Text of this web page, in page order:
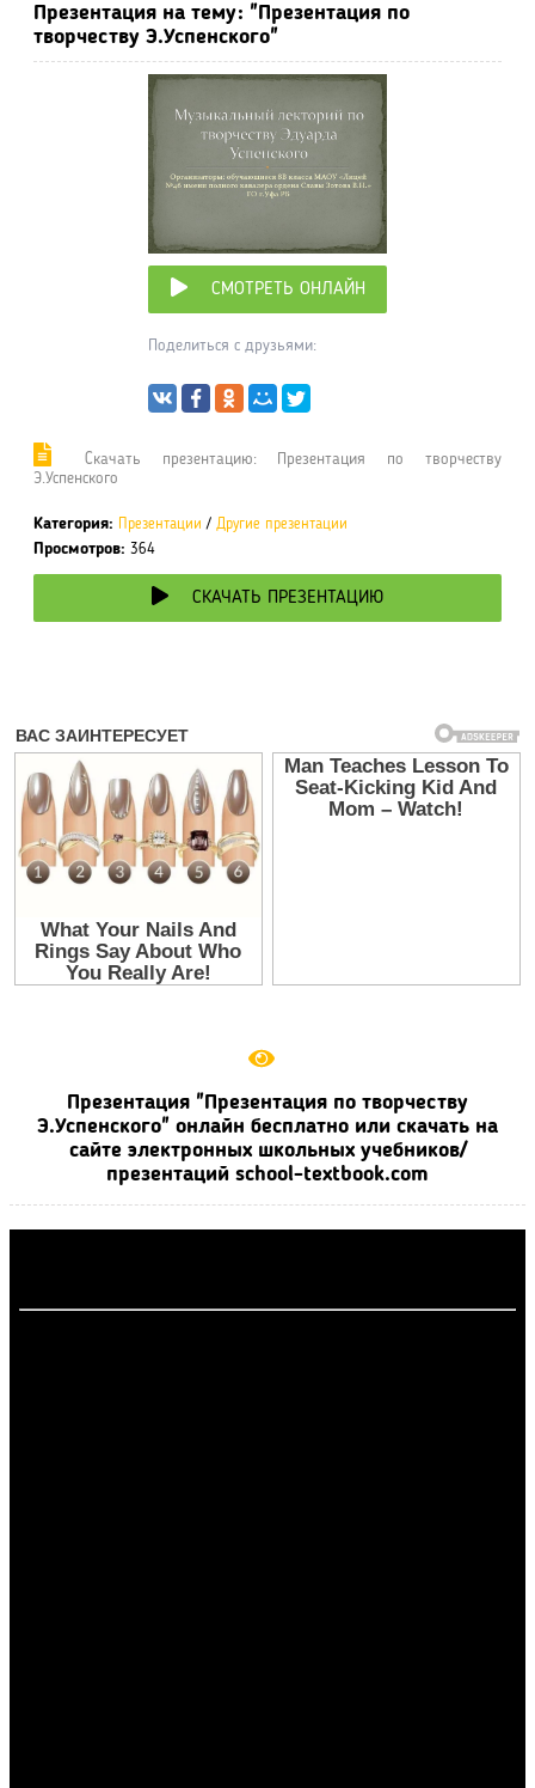
Презентация на тему: "Презентация по
творчеству Э.Успенского"
СМОТРЕТЬ ОНЛАЙН
Поделиться с друзьями:
Cкачать презентацию: Презентация по творчеству
Э.Успенского
Категория: Презентации / Другие презентации
Просмотров: 364
СКАЧАТЬ ПРЕЗЕНТАЦИЮ
Презентация "Презентация по творчеству
Э.Успенского" онлайн бесплатно или скачать на
сайте электронных школьных учебников/
презентаций school-textbook.com